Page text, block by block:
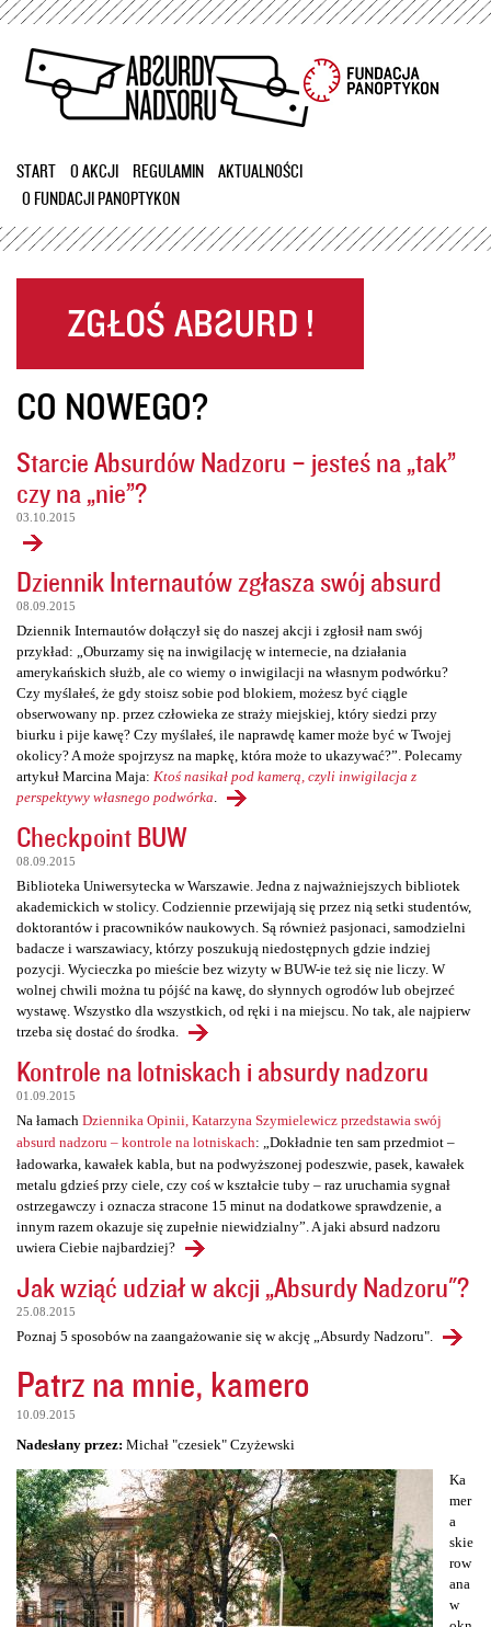
Przejdź
treści
START O AKCJI REGULAMIN
AKTUALNOŚCI
O FUNDACJI PANOPTYKON
CO NOWEGO?
Starcie Absurdów Nadzoru – jesteś na „tak”
czy na „nie”?
03.10.2015
Dziennik Internautów zgłasza swój absurd
08.09.2015
Dziennik Internautów dołączył się do naszej akcji i zgłosił nam swój
przykład: „Oburzamy się na inwigilację w internecie, na działania
amerykańskich służb, ale co wiemy o inwigilacji na własnym podwórku?
Czy myślałeś, że gdy stoisz sobie pod blokiem, możesz być ciągle
obserwowany np. przez człowieka ze straży miejskiej, który siedzi przy
biurku i pije kawę? Czy myślałeś, ile naprawdę kamer może być w Twojej
okolicy? A może spojrzysz na mapkę, która może to ukazywać?”. Polecamy
artykuł Marcina Maja: Ktoś nasikał pod kamerą, czyli inwigilacja z
perspektywy własnego podwórka
Checkpoint BUW
08.09.2015
Biblioteka Uniwersytecka w Warszawie. Jedna z najważniejszych bibliotek
akademickich w stolicy. Codziennie przewijają się przez nią setki studentów,
doktorantów i pracowników naukowych. Są również pasjonaci, samodzielni
badacze i warszawiacy, którzy poszukują niedostępnych gdzie indziej
pozycji. Wycieczka po mieście bez wizyty w BUW-ie też się nie liczy. W
wolnej chwili można tu pójść na kawę, do słynnych ogrodów lub obejrzeć
wystawę. Wszystko dla wszystkich, od ręki i na miejscu. No tak, ale najpierw
trzeba się dostać do środka.
Kontrole na lotniskach i absurdy nadzoru
01.09.2015
Na łamach Dziennika Opinii, Katarzyna Szymielewicz przedstawia swój
absurd nadzoru – kontrole na lotniskach: „Dokładnie ten sam przedmiot –
ładowarka, kawałek kabla, but na podwyższonej podeszwie, pasek, kawałek
metalu gdzieś przy ciele, czy coś w kształcie tuby – raz uruchamia sygnał
ostrzegawczy i oznacza stracone 15 minut na dodatkowe sprawdzenie, a
innym razem okazuje się zupełnie niewidzialny”. A jaki absurd nadzoru
uwiera Ciebie najbardziej?
Jak wziąć udział w akcji „Absurdy Nadzoru"?
25.08.2015
Poznaj 5 sposobów na zaangażowanie się w akcję „Absurdy Nadzoru".
Patrz na mnie, kamero
10.09.2015
Nadesłany przez: Michał "czesiek" Czyżewski
Ka
mer
a
skie
row
ana
w